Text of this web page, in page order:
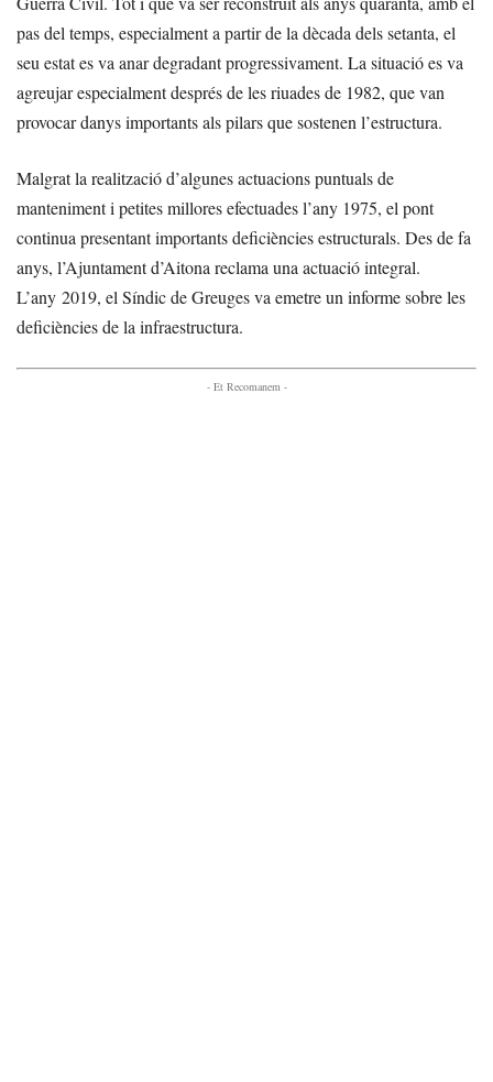
pas del temps, especialment a partir de la dècada dels setanta, el
seu estat es va anar degradant progressivament. La situació es va
agreujar especialment després de les riuades de 1982, que van
provocar danys importants als pilars que sostenen l’estructura.
Malgrat la realització d’algunes actuacions puntuals de
manteniment i petites millores efectuades l’any 1975, el pont
continua presentant importants deficiències estructurals. Des de fa
anys, l’Ajuntament d’Aitona reclama una actuació integral.
L’any 2019, el Síndic de Greuges va emetre un informe sobre les
deficiències de la infraestructura.
- Et Recomanem -